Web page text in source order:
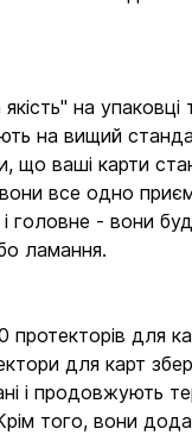
на
на вищий
що ваші карти
все одно
головне - вони
ламання.
протекторів для
для карт
і продовжують
того, вони